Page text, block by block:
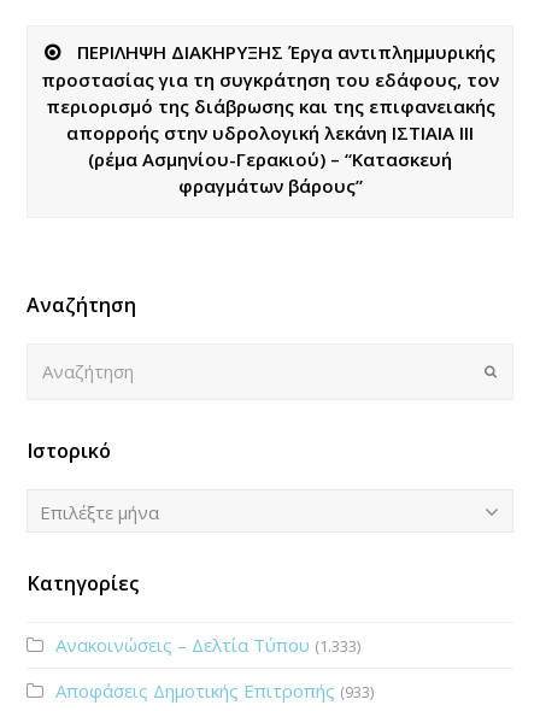
ΠΕΡΙΛΗΨΗ ΔΙΑΚΗΡΥΞΗΣ Έργα αντιπλημμυρικής
προστασίας για τη συγκράτηση του εδάφους, τον
περιορισμό της διάβρωσης και της επιφανειακής
απορροής στην υδρολογική λεκάνη ΙΣΤΙΑΙΑ ΙΙΙ
(ρέμα Ασμηνίου-Γερακιού) – “Κατασκευή
φραγμάτων βάρους”
Αναζήτηση
Submit
Ιστορικό
Ιστορικό
Επιλέξτε μήνα
Κατηγορίες
Ανακοινώσεις – Δελτία Τύπου (1.333)
Αποφάσεις Δημοτικής Επιτροπής (933)